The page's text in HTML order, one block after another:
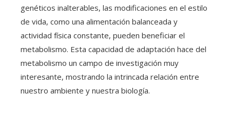
genéticos inalterables, las modificaciones en el estilo
de vida, como una alimentación balanceada y
actividad física constante, pueden beneficiar el
metabolismo. Esta capacidad de adaptación hace del
metabolismo un campo de investigación muy
interesante, mostrando la intrincada relación entre
nuestro ambiente y nuestra biología.